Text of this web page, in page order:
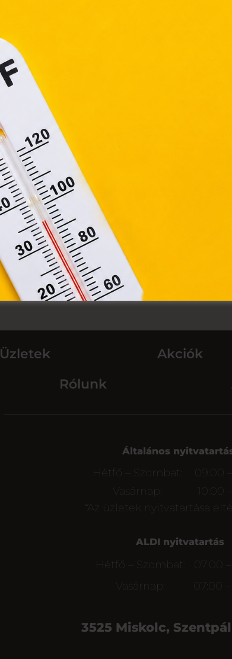
Üzletek Akciók
Rólunk
Általános
Hétfő – Szombat:
09:00
Vasárnap:
10:00
*Az üzletek nyitvatartása
ALDI nyitvatartás
Hétfő – Szombat:
07:00 –
Vasárnap:
07:00 –
3525 Miskolc,
weblapoknak, melyek az Európai Unió országain
használatához, és ezeknek a felhasználó
eszközén történő tárolásához a felhasználók